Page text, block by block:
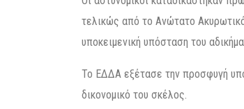
τελικώς από το Ανώτατο
υποκειμενική υπόσταση του
Το ΕΔΔΑ εξέτασε την προσφυγή
δικονομικό του σκέλος.